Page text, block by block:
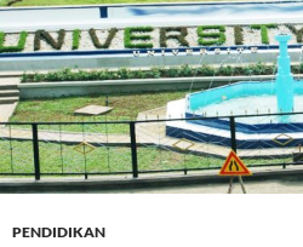
PENDIDIKAN